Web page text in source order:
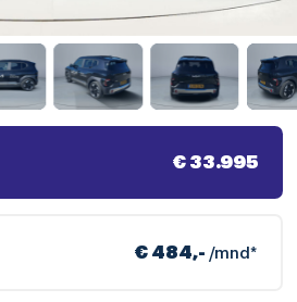
€ 484,- /mnd*
€ 33.995